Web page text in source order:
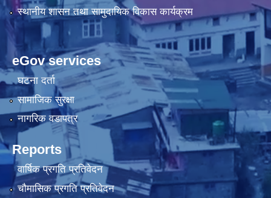
स्थानीय शासन तथा सामुदायिक विकास कार्यक्रम
eGov services
घटना दर्ता
सामाजिक सुरक्षा
नागरिक वडापत्र
Reports
वार्षिक प्रगति प्रतिवेदन
चौमासिक प्रगति प्रतिवेदन